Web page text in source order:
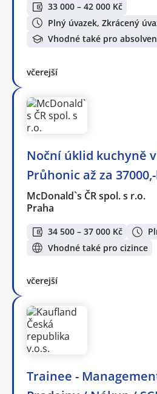
33 000 – 42 000 Kč
Plný úvazek, Zkrácený
Vhodné také pro
včerejší
Noční úklid kuchyně
Průhonic až za
McDonald`s ČR spol. s r.o.
Praha
34 500 – 37 000 Kč
Vhodné také pro cizince
včerejší
Trainee -